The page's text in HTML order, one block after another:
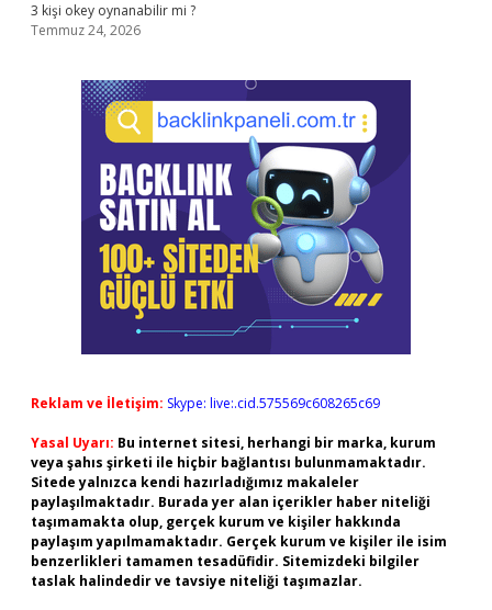
3 kişi okey oynanabilir mi ?
Temmuz 24, 2026
Reklam ve İletişim: Skype: live:.cid.575569c608265c69
Yasal Uyarı: Bu internet sitesi, herhangi bir marka, kurum
veya şahıs şirketi ile hiçbir bağlantısı bulunmamaktadır.
Sitede yalnızca kendi hazırladığımız makaleler
paylaşılmaktadır. Burada yer alan içerikler haber niteliği
taşımamakta olup, gerçek kurum ve kişiler hakkında
paylaşım yapılmamaktadır. Gerçek kurum ve kişiler ile isim
benzerlikleri tamamen tesadüfidir. Sitemizdeki bilgiler
taslak halindedir ve tavsiye niteliği taşımazlar.